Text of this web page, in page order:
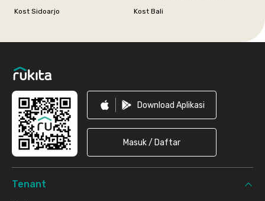
Kost Sidoarjo
Kost Bali
Download Aplikasi
Masuk / Daftar
Tenant